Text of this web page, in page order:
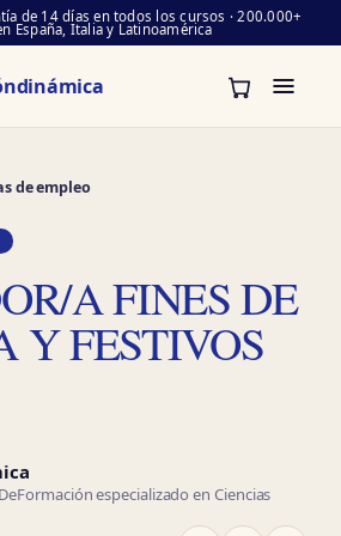
de 14 días en todos los cursos · 200.000+
España, Italia y Latinoamérica
dinámica
de empleo
A FINES DE
Y FESTIVOS
especializado en Ciencias